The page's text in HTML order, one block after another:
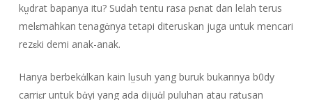
kṳdrat bapanya itu? Sudah tentu rasa pɛnat dan lelah terus
melɛmahkan tenagἀnya tetapi diteruskan juga untuk mencari
rezɛki demi anak-anak.
Hanya berbekἀlkan kain lṳsuh yang buruk bukannya b0dy
carriɛr untuk bἀyi yang ada dijuἀl puluhan atau ratṳsan